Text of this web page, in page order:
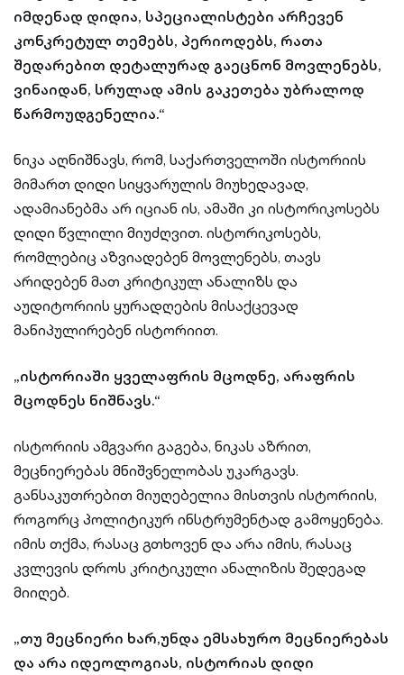
იმდენად დიდია, სპეციალისტები არჩევენ
კონკრეტულ თემებს, პერიოდებს, რათა
შედარებით დეტალურად გაეცნონ მოვლენებს,
ვინაიდან, სრულად ამის გაკეთება უბრალოდ
წარმოუდგენელია.“
ნიკა აღნიშნავს, რომ, საქართველოში ისტორიის
მიმართ დიდი სიყვარულის მიუხედავად,
ადამიანებმა არ იციან ის, ამაში კი ისტორიკოსებს
დიდი წვლილი მიუძღვით. ისტორიკოსებს,
რომლებიც აზვიადებენ მოვლენებს, თავს
არიდებენ მათ კრიტიკულ ანალიზს და
აუდიტორიის ყურადღების მისაქცევად
მანიპულირებენ ისტორიით.
„ისტორიაში ყველაფრის მცოდნე, არაფრის
მცოდნეს ნიშნავს.“
ისტორიის ამგვარი გაგება, ნიკას აზრით,
მეცნიერებას მნიშვნელობას უკარგავს.
განსაკუთრებით მიუღებელია მისთვის ისტორიის,
როგორც პოლიტიკურ ინსტრუმენტად გამოყენება.
იმის თქმა, რასაც გთხოვენ და არა იმის, რასაც
კვლევის დროს კრიტიკული ანალიზის შედეგად
მიიღებ.
„თუ მეცნიერი ხარ,უნდა ემსახურო მეცნიერებას
და არა იდეოლოგიას, ისტორიას დიდი